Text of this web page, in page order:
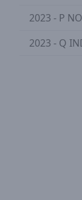
2023 - P
2023 - Q